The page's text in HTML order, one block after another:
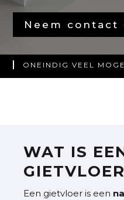
Neem contact
ONEINDIG VEEL
WAT IS
Een gietvloer is een